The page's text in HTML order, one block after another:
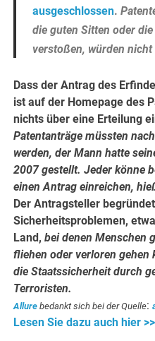
ausgeschlossen.
die guten Sitten oder
verstoßen, würden nicht
Dass der Antrag des
ist auf der Homepage des
nichts über eine Erteilung
Patentanträge müssten
werden, der Mann hatte
2007 gestellt. Jeder könne
einen Antrag einreichen,
Der Antragsteller
Sicherheitsproblemen,
Land, bei denen Menschen
fliehen oder verloren gehen
die Staatssicherheit durch
Terroristen.
Allure bedankt sich bei der Quelle:
Lesen Sie dazu auch hier